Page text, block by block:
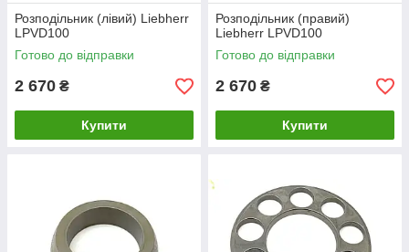
Розподільник (лівий) Liebherr
LPVD100
Готово до відправки
2 670 ₴
Купити
Розподільник (правий)
Liebherr LPVD100
Готово до відправки
2 670 ₴
Купити